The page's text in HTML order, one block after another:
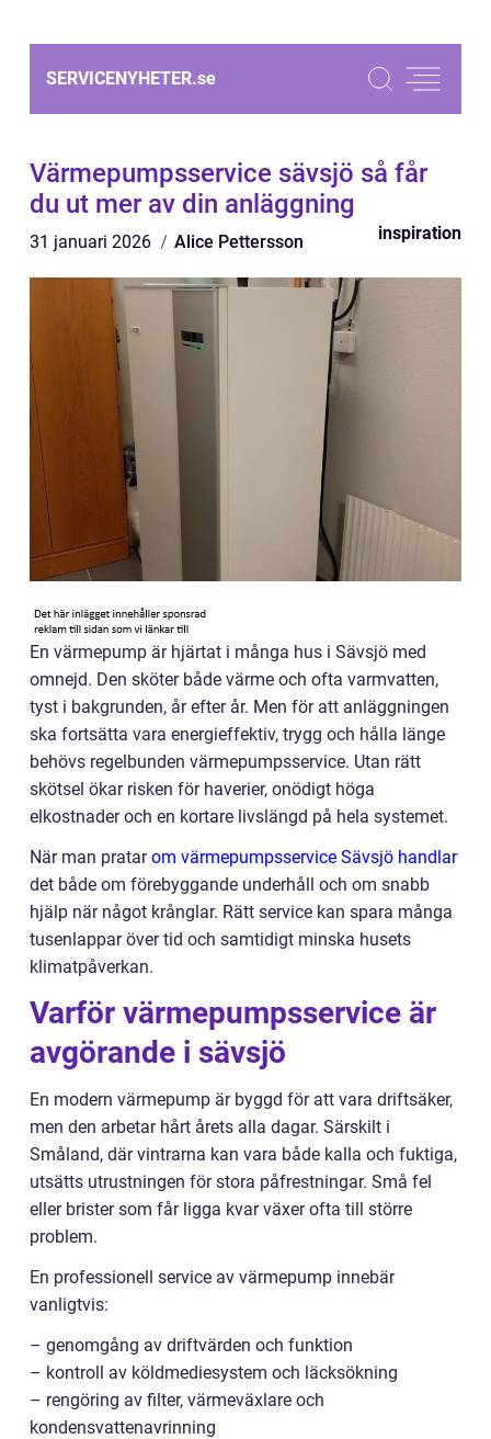
SERVICENYHETER.se
Värmepumpsservice sävsjö så får
du ut mer av din anläggning
31 januari 2026 Alice Pettersson inspiration
En värmepump är hjärtat i många hus i Sävsjö med
omnejd. Den sköter både värme och ofta varmvatten,
tyst i bakgrunden, år efter år. Men för att anläggningen
ska fortsätta vara energieffektiv, trygg och hålla länge
behövs regelbunden värmepumpsservice. Utan rätt
skötsel ökar risken för haverier, onödigt höga
elkostnader och en kortare livslängd på hela systemet.
När man pratarom värmepumpsservice Sävsjö handlar
det både om förebyggande underhåll och om snabb
hjälp när något krånglar. Rätt service kan spara många
tusenlappar över tid och samtidigt minska husets
klimatpåverkan.
Varför värmepumpsservice är
avgörande i sävsjö
En modern värmepump är byggd för att vara driftsäker,
men den arbetar hårt årets alla dagar. Särskilt i
Småland, där vintrarna kan vara både kalla och fuktiga,
utsätts utrustningen för stora påfrestningar. Små fel
eller brister som får ligga kvar växer ofta till större
problem.
En professionell service av värmepump innebär
vanligtvis:
– genomgång av driftvärden och funktion
– kontroll av köldmediesystem och läcksökning
– rengöring av filter, värmeväxlare och
kondensvattenavrinning